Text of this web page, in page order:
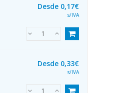
Desde 0,17€
s/IVA
Desde 0,33€
s/IVA